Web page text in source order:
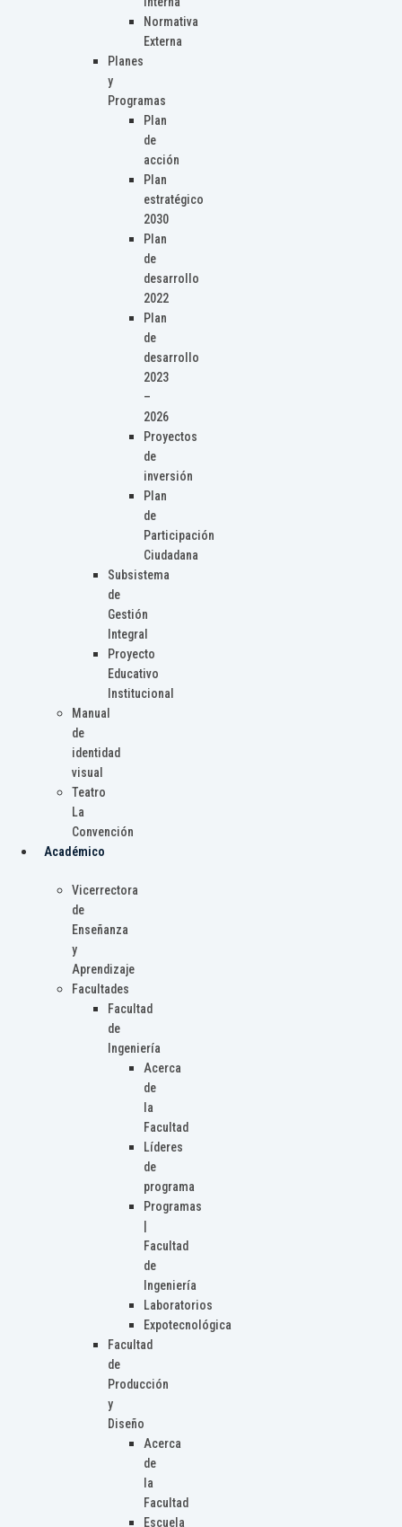
Normativa
Externa
Planes
y
Programas
Plan
de
acción
Plan
estratégico
2030
Plan
de
desarrollo
2022
Plan
de
desarrollo
2023
–
2026
Proyectos
de
inversión
Plan
de
Participación
Ciudadana
Subsistema
de
Gestión
Integral
Proyecto
Educativo
Institucional
Manual
de
identidad
visual
Teatro
La
Convención
Académico
Vicerrectora
de
Enseñanza
y
Aprendizaje
Facultades
Facultad
de
Ingeniería
Acerca
de
la
Facultad
Líderes
de
programa
Programas
Facultad
de
Ingeniería
Laboratorios
Expotecnológica
Facultad
de
Producción
y
Diseño
Acerca
de
la
Facultad
Escuela